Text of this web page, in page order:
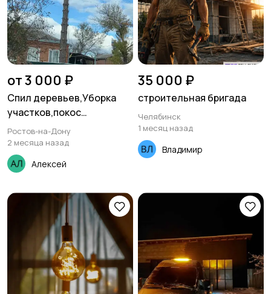
от 3 000 ₽
Спил деревьев,Уборка
участков,покос
травы,снос домов,вывоз
мусора
Ростов-на-Дону
2 месяца назад
Алексей
35 000 ₽
строительная бригада
Челябинск
1 месяц назад
Владимир